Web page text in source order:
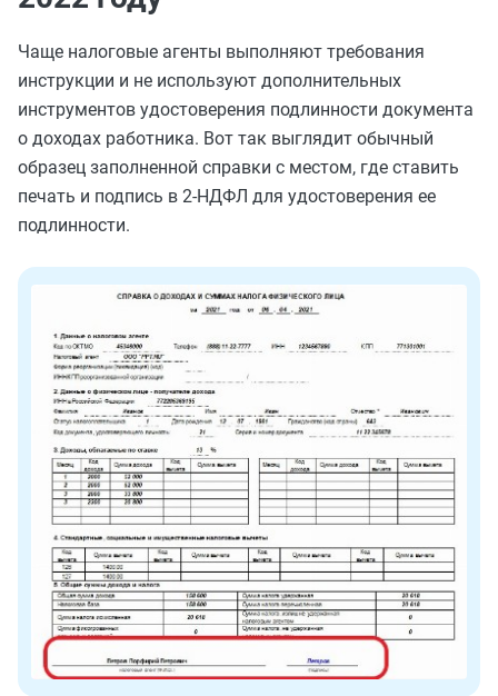
Чаще налоговые агенты выполняют требования
инструкции и не используют дополнительных
инструментов удостоверения подлинности документа
о доходах работника. Вот так выглядит обычный
образец заполненной справки с местом, где ставить
печать и подпись в 2-НДФЛ для удостоверения ее
подлинности.